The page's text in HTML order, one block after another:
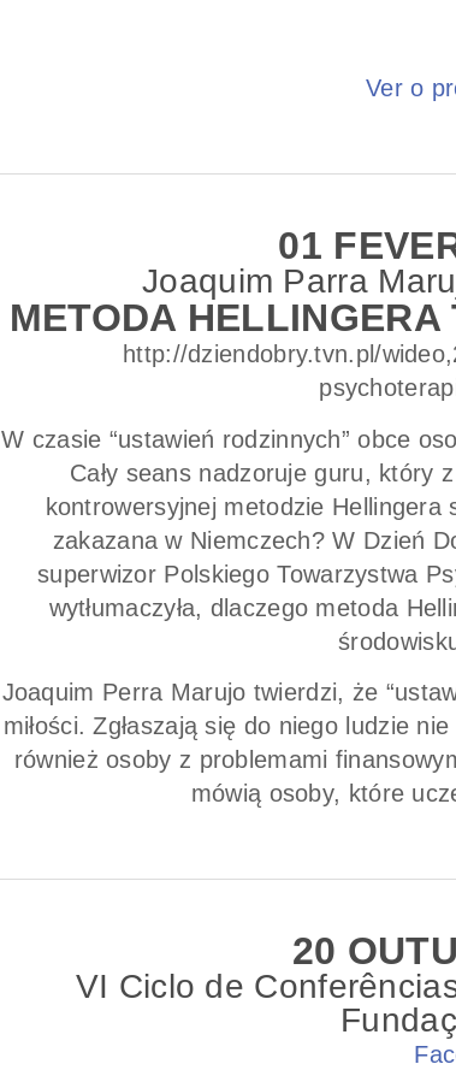
Ver o
01
Joaquim Parra
METODA
http://dziendobry.tvn.pl/
W czasie “ustawień rodzinnych” obce
Cały seans nadzoruje guru, który
kontrowersyjnej metodzie Hellingera
zakazana w Niemczech? W Dzień
superwizor Polskiego Towarzystwa
wytłumaczyła, dlaczego metoda
Joaquim Perra Marujo twierdzi, że
miłości. Zgłaszają się do niego ludzie
również osoby z problemami
mówią osoby, które
20
VI Ciclo de